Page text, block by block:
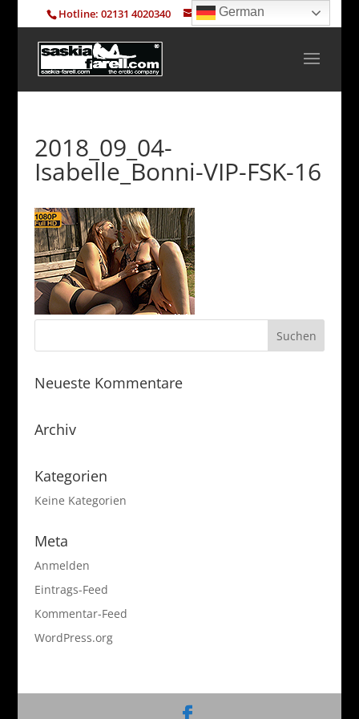
Hotline: 02131 4020340 info@saskia-farell.com
2018_09_04-
Isabelle_Bonni-VIP-FSK-16
Neueste Kommentare
Archiv
Kategorien
Keine Kategorien
Meta
Anmelden
Eintrags-Feed
Kommentar-Feed
WordPress.org
German